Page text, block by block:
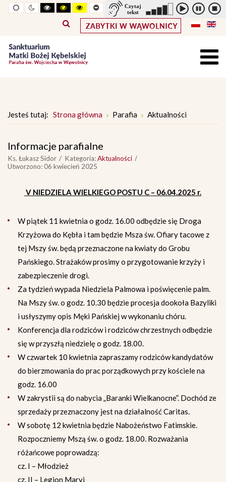
Widok
standardowy
Widok
nocny
Wysoki
kontrast
tryb
czarno
Wysoki
kontrast
tryb
czarno
Wysoki
kontrast
tryb
żółto
-
Pomniejszony
rozmiar
czcionki
Powiększony
rozmiar
czcionki
Zwiększ
odstępy
pomiędzy
literami
Standarowy
rozmiar
czcionki
Jesteś tutaj: Strona główna Parafia Aktualności
Informacje parafialne
Ks. Łukasz Sidor Kategoria:Aktualności
Utworzono: 06 kwiecień 2025
V NIEDZIELA WIELKIEGO POSTU C – 06.04.2025 r.
W piątek 11 kwietnia o godz. 16.00 odbędzie się Droga
Krzyżowa do Kębła i tam będzie Msza św. Ofiary tacowe z
tej Mszy św. będą przeznaczone na kwiaty do Grobu
Pańskiego. Strażaków prosimy o przygotowanie krzyży i
zabezpieczenie drogi.
Za tydzień wypada Niedziela Palmowa i poświęcenie palm.
Na Mszy św. o godz. 10.30 będzie procesja dookoła Bazyliki
i usłyszymy opis Męki Pańskiej w wykonaniu chóru.
Konferencja dla rodziców i rodziców chrzestnych odbędzie
się w przyszłą niedzielę o godz. 18.00.
W czwartek 10 kwietnia zapraszamy rodziców kandydatów
do bierzmowania do prac porządkowych przy kościele na
godz. 16.00
W zakrystii są do nabycia „Baranki Wielkanocne”. Dochód ze
sprzedaży przeznaczony jest na działalność Caritas.
W sobotę 12 kwietnia będzie Nabożeństwo Fatimskie.
Rozpoczniemy Mszą św. o godz. 18.00. Rozważania
różańcowe poprowadzą:
cz. I – Młodzież
cz. II – Legion Maryi